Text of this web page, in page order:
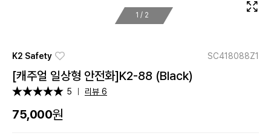
1 / 2
K2 Safety SC418088Z1
[캐주얼 일상형 안전화]K2-88 (Black)
5 리뷰 6
75,000원